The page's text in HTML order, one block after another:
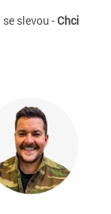
slevou -Chci